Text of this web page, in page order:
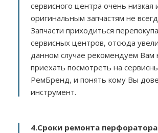
сервисного центра очень низкая
оригинальным запчастям не
Запчасти приходиться
сервисных центров, отсюда
данном случае рекомендуем Вам
приехать посмотреть на
РемБренд, и понять кому Вы
инструмент.
4.Сроки ремонта